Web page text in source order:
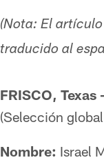
(Nota: El
traducido al
FRISCO, Texas -
(Selección
Nombre: Israel